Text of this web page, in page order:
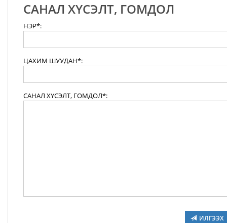
САНАЛ ХҮСЭЛТ, ГОМДОЛ
НЭР*:
ЦАХИМ ШУУДАН*:
САНАЛ ХҮСЭЛТ, ГОМДОЛ*:
ИЛГЭЭХ